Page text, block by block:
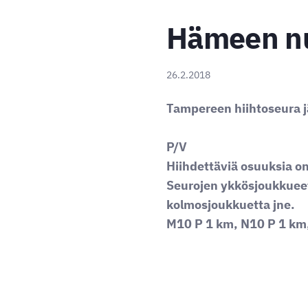
Hämeen
26.2.2018
Tampereen hiihtoseura
P/V
Hiihdettäviä osuuksia
Seurojen
kolmosjoukkuetta jne.
M10 P 1 km, N10 P 1